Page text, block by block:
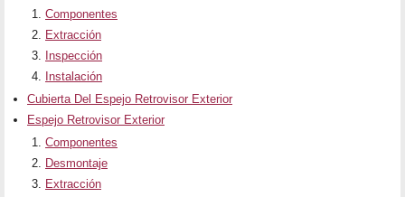
Componentes
Extracción
Inspección
Instalación
Cubierta Del Espejo Retrovisor Exterior
Espejo Retrovisor Exterior
Componentes
Desmontaje
Extracción